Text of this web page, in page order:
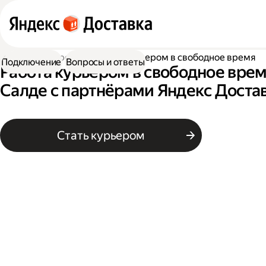
Работа курьером Работа курьером в свободное время
Работа курьером в свободное
Салде с партнёрами Яндекс
Стать курьером
Подключение Вопросы и ответы